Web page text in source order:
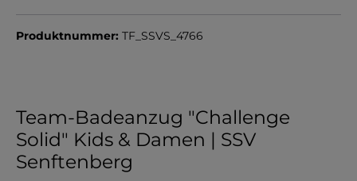
Produktnummer: TF_SSVS_4766
Team-Badeanzug "Challenge
Solid" Kids & Damen | SSV
Senftenberg